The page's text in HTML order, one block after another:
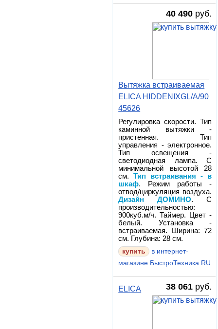
40 490 руб.
Вытяжка встраиваемая
ELICA HIDDENIXGL/A/90
45626
Регулировка скорости. Тип
каминной вытяжки -
пристенная. Тип
управления - электронное.
Тип освещения -
светодиодная лампа. С
минимальной высотой 28
см.Тип встраивания - в
шкаф. Режим работы -
отвод/циркуляция воздуха.
Дизайн ДОМИНО. С
производительностью:
900куб.м/ч. Таймер. Цвет -
белый. Установка -
встраиваемая. Ширина: 72
см. Глубина: 28 см.
в интернет-
магазине БыстроТехника.RU
38 061 руб.
ELICA